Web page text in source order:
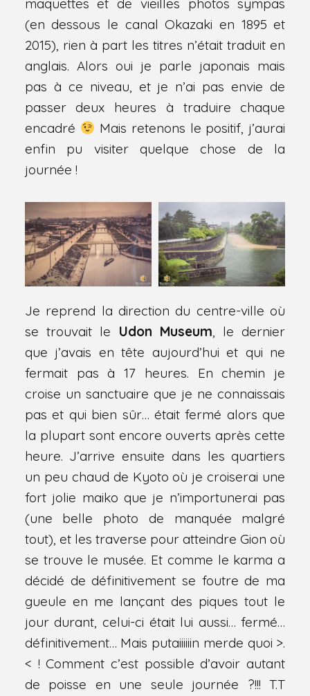
maquettes et de vieilles photos sympas
(en dessous le canal Okazaki en 1895 et
2015), rien à part les titres n’était traduit en
anglais. Alors oui je parle japonais mais
pas à ce niveau, et je n’ai pas envie de
passer deux heures à traduire chaque
encadré
Mais retenons le positif, j’aurai
enfin pu visiter quelque chose de la
journée !
Je reprend la direction du centre-ville où
se trouvait le Udon Museum, le dernier
que j’avais en tête aujourd’hui et qui ne
fermait pas à 17 heures. En chemin je
croise un sanctuaire que je ne connaissais
pas et qui bien sûr… était fermé alors que
la plupart sont encore ouverts après cette
heure. J’arrive ensuite dans les quartiers
un peu chaud de Kyoto où je croiserai une
fort jolie maiko que je n’importunerai pas
(une belle photo de manquée malgré
tout), et les traverse pour atteindre Gion où
se trouve le musée. Et comme le karma a
décidé de définitivement se foutre de ma
gueule en me lançant des piques tout le
jour durant, celui-ci était lui aussi… fermé…
définitivement… Mais putaiiiiiin merde quoi >.
< ! Comment c’est possible d’avoir autant
de poisse en une seule journée ?!!! T.T